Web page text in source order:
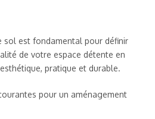
sol est fondamental pour définir
de votre espace détente en
pratique et durable.
pour un aménagement